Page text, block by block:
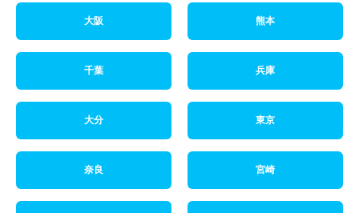
大阪 熊本
千葉 兵庫
大分 東京
奈良 宮崎